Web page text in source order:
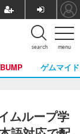
menu
search
ゲムマイド
ムループ学